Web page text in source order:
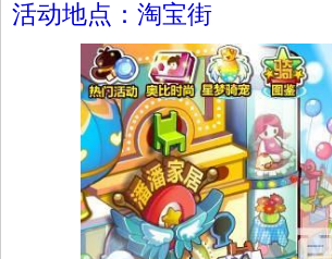
活动地点：淘宝街